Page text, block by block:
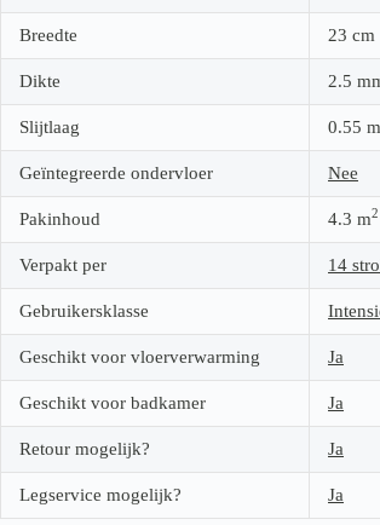
Breedte 23 cm
Dikte 2.5
Slijtlaag 0.55
Geïntegreerde ondervloer Nee
Pakinhoud 4.3 m2
Verpakt per 14
Gebruikersklasse
Geschikt voor vloerverwarming Ja
Geschikt voor badkamer Ja
Retour mogelijk? Ja
Legservice mogelijk? Ja